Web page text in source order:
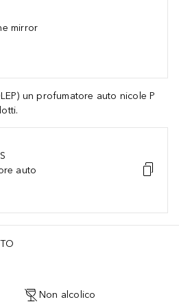
mirror
un profumatore auto nicole P
auto
Non alcolico